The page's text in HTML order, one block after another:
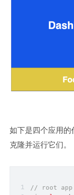
如下是四个应用
克隆并运行它们。
// root app